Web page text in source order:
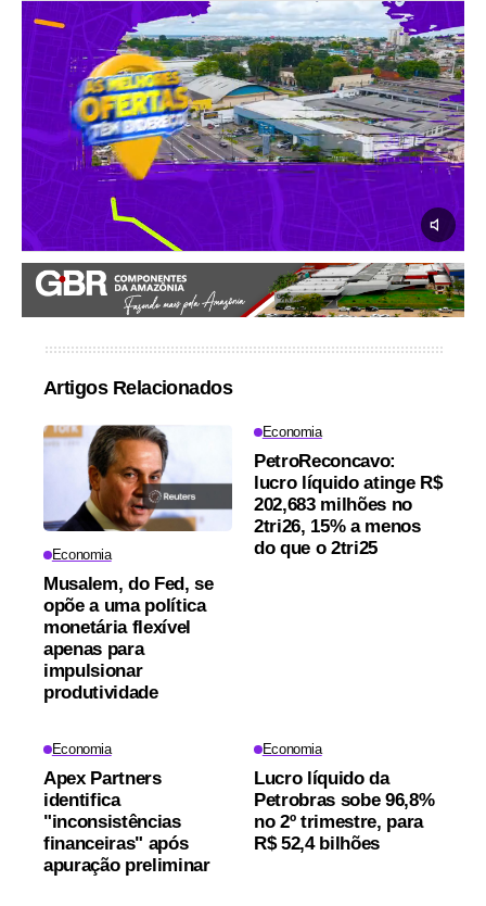
Artigos Relacionados
Economia
Musalem, do Fed, se
opõe a uma política
monetária flexível
apenas para
impulsionar
produtividade
Economia
PetroReconcavo:
lucro líquido atinge R$
202,683 milhões no
2tri26, 15% a menos
do que o 2tri25
Economia
Apex Partners
identifica
"inconsistências
financeiras" após
apuração preliminar
Economia
Lucro líquido da
Petrobras sobe 96,8%
no 2º trimestre, para
R$ 52,4 bilhões